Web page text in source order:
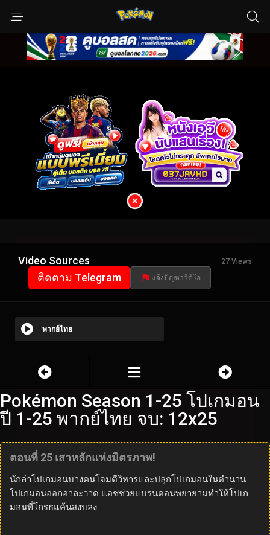
Video Sources 27 Views
ติดตาม Telegram แจ้งปัญหาวีดีโอ
พากย์ไทย
Pokémon Season 1-25 โปเกมอน
ปี 1-25 พากย์ไทย จบ: 12x25
ตอนที่ 25 เสาหลักแห่งมิตรภาพ!
นักล่าโปเกมอนบางคนโจมตีวิหารและปลุกโปเกมอนในตำนาน
โปเกมอนออกอาละวาด แอชช่วยแบรนดอนพยายามทำให้โปเก
มอนที่โกรธแค้นสงบลง